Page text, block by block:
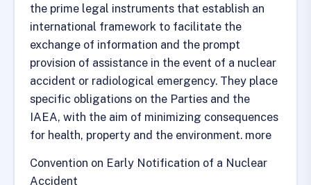
the prime legal instruments that establish an
international framework to facilitate the
exchange of information and the prompt
provision of assistance in the event of a nuclear
accident or radiological emergency. They place
specific obligations on the Parties and the
IAEA, with the aim of minimizing consequences
for health, property and the environment. more
Convention on Early Notification of a Nuclear
Accident